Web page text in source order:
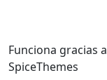
Funciona gracias a
SpiceThemes